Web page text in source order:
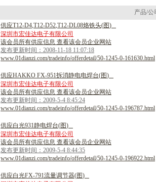
产品/公
供应T12-D4,T12-D52,T12-DL08烙铁头(图)
深圳市宏佳达电子有限公司
该会员所有供应信息 查看该会员企业网站
发布更新时间：2008-11-18 11:07:18
www.01dianzi.com/tradeinfo/offerdetail/50-1245-0-161630.html
供应HAKKO FX-951拆消静电电焊台(图)
深圳市宏佳达电子有限公司
该会员所有供应信息 查看该会员企业网站
发布更新时间：2009-5-4 8:45:24
www.01dianzi.com/tradeinfo/offerdetail/50-1245-0-196787.html
供应白光931静电焊台(图)
深圳市宏佳达电子有限公司
该会员所有供应信息 查看该会员企业网站
发布更新时间：2009-5-4 8:44:35
www.01dianzi.com/tradeinfo/offerdetail/50-1245-0-196922.html
供应白光FX-791流量调节器(图)